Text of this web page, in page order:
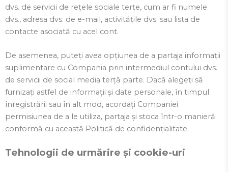
dvs. de servicii de rețele sociale terțe, cum ar fi numele
dvs., adresa dvs. de e-mail, activitățile dvs. sau lista de
contacte asociată cu acel cont.
De asemenea, puteți avea opțiunea de a partaja informații
suplimentare cu Compania prin intermediul contului dvs.
de servicii de social media terță parte. Dacă alegeți să
furnizați astfel de informații și date personale, în timpul
înregistrării sau în alt mod, acordați Companiei
permisiunea de a le utiliza, partaja și stoca într-o manieră
conformă cu această Politică de confidențialitate.
Tehnologii de urmărire și cookie-uri